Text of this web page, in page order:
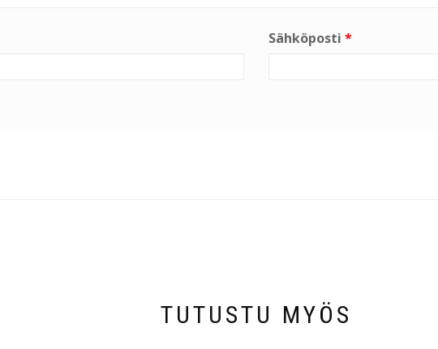
Sähköposti *
TUTUSTU MYÖS